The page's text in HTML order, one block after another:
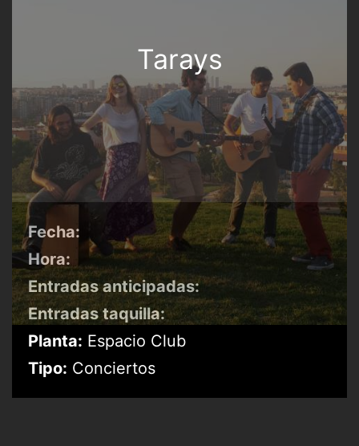
Tarays
Fecha:
Hora:
Entradas anticipadas:
Entradas taquilla:
Planta: Espacio Club
Tipo: Conciertos